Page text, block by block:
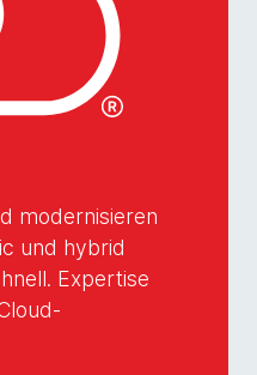
modernisieren
und hybrid
Expertise